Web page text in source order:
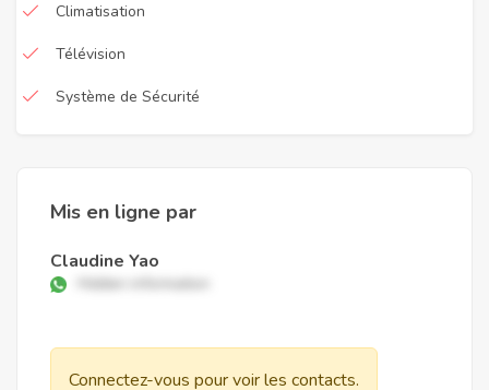
Climatisation
Télévision
Système de Sécurité
Mis en ligne par
Claudine Yao
Connectez-vous pour voir les contacts.